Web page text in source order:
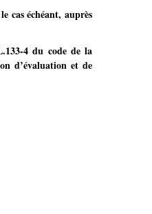
cas échéant, auprès
4 du code de la
d’évaluation et de